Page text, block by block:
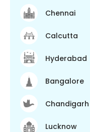
Chennai
Calcutta
Hyderabad
Bangalore
Chandigarh
Lucknow